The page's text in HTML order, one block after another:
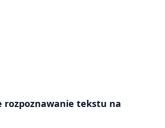
tekstu na